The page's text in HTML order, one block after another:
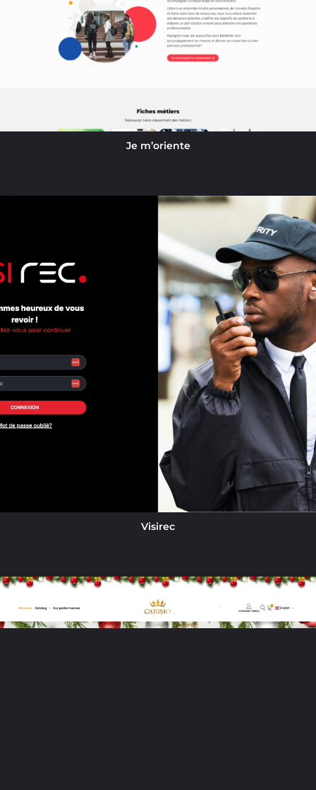
Je m’oriente
Visirec